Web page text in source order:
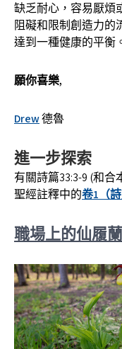
缺乏耐心，容易厭煩
阻礙和限制創造力的
達到一種健康的平衡
願你喜樂,
Drew德魯
進一步探索
有關詩篇33:3-9 (和
聖經註釋中的卷1（詩
職場上的仙履蘭